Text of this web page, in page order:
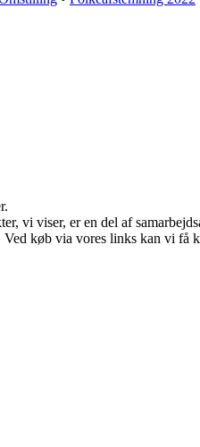
vi viser, er en del af
køb via vores links kan vi få